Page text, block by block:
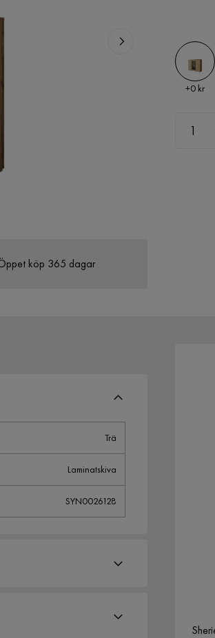
köp 365 dagar
Pris
+0 kr
Trä
Laminatskiva
SYN0026128